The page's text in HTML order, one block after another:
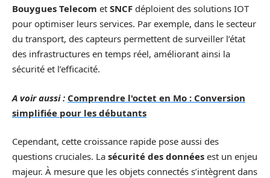
Bouygues Telecom et SNCF déploient des solutions IOT
pour optimiser leurs services. Par exemple, dans le secteur
du transport, des capteurs permettent de surveiller l’état
des infrastructures en temps réel, améliorant ainsi la
sécurité et l’efficacité.
A voir aussi : Comprendre l'octet en Mo : Conversion
simplifiée pour les débutants
Cependant, cette croissance rapide pose aussi des
questions cruciales. La sécurité des données est un enjeu
majeur. À mesure que les objets connectés s’intègrent dans